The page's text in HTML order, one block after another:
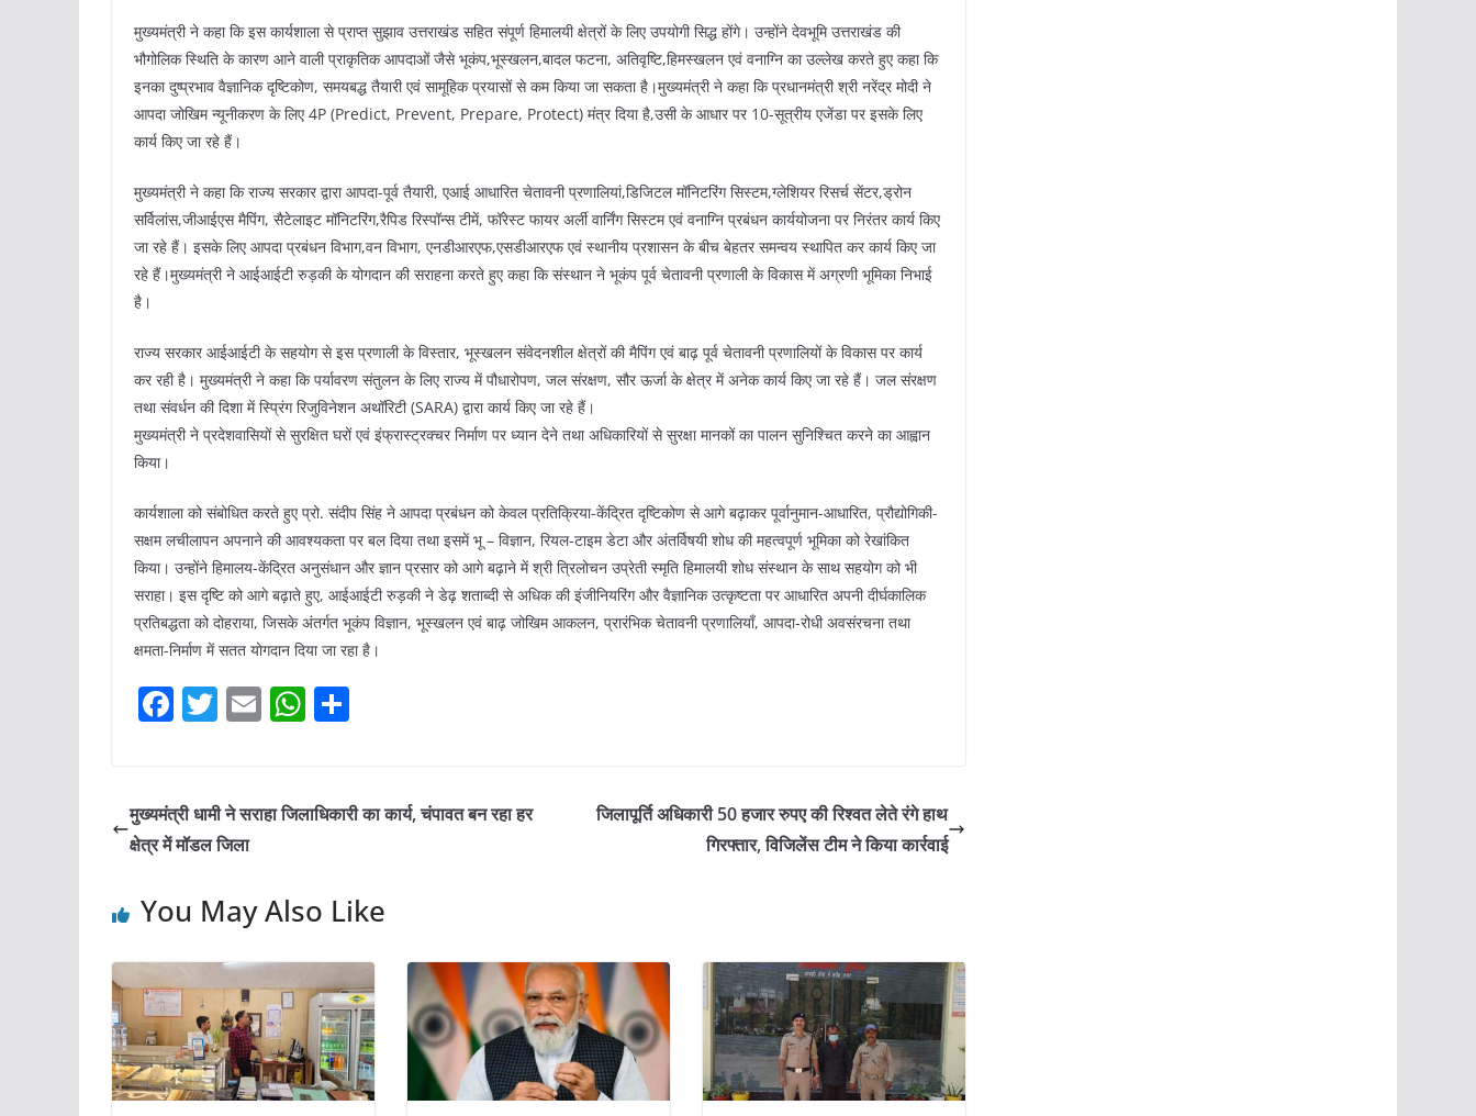
मुख्यमंत्री ने कहा कि इस कार्यशाला से प्राप्त सुझाव उत्तराखंड सहित संपूर्ण हिमालयी क्षेत्रों के लिए उपयोगी सिद्ध होंगे। उन्होंने देवभूमि उत्तराखंड की
भौगोलिक स्थिति के कारण आने वाली प्राकृतिक आपदाओं जैसे भूकंप,भूस्खलन,बादल फटना, अतिवृष्टि,हिमस्खलन एवं वनाग्नि का उल्लेख करते हुए कहा कि
इनका दुष्प्रभाव वैज्ञानिक दृष्टिकोण, समयबद्ध तैयारी एवं सामूहिक प्रयासों से कम किया जा सकता है।मुख्यमंत्री ने कहा कि प्रधानमंत्री श्री नरेंद्र मोदी ने
आपदा जोखिम न्यूनीकरण के लिए 4P (Predict, Prevent, Prepare, Protect) मंत्र दिया है,उसी के आधार पर 10-सूत्रीय एजेंडा पर इसके लिए
कार्य किए जा रहे हैं।
मुख्यमंत्री ने कहा कि राज्य सरकार द्वारा आपदा-पूर्व तैयारी, एआई आधारित चेतावनी प्रणालियां,डिजिटल मॉनिटरिंग सिस्टम,ग्लेशियर रिसर्च सेंटर,ड्रोन
सर्विलांस,जीआईएस मैपिंग, सैटेलाइट मॉनिटरिंग,रैपिड रिस्पॉन्स टीमें, फॉरेस्ट फायर अर्ली वार्निंग सिस्टम एवं वनाग्नि प्रबंधन कार्ययोजना पर निरंतर कार्य किए
जा रहे हैं। इसके लिए आपदा प्रबंधन विभाग,वन विभाग, एनडीआरएफ,एसडीआरएफ एवं स्थानीय प्रशासन के बीच बेहतर समन्वय स्थापित कर कार्य किए जा
रहे हैं।मुख्यमंत्री ने आईआईटी रुड़की के योगदान की सराहना करते हुए कहा कि संस्थान ने भूकंप पूर्व चेतावनी प्रणाली के विकास में अग्रणी भूमिका निभाई
है।
राज्य सरकार आईआईटी के सहयोग से इस प्रणाली के विस्तार, भूस्खलन संवेदनशील क्षेत्रों की मैपिंग एवं बाढ़ पूर्व चेतावनी प्रणालियों के विकास पर कार्य
कर रही है। मुख्यमंत्री ने कहा कि पर्यावरण संतुलन के लिए राज्य में पौधारोपण, जल संरक्षण, सौर ऊर्जा के क्षेत्र में अनेक कार्य किए जा रहे हैं। जल संरक्षण
तथा संवर्धन की दिशा में स्प्रिंग रिजुविनेशन अथॉरिटी (SARA) द्वारा कार्य किए जा रहे हैं।
मुख्यमंत्री ने प्रदेशवासियों से सुरक्षित घरों एवं इंफ्रास्ट्रक्चर निर्माण पर ध्यान देने तथा अधिकारियों से सुरक्षा मानकों का पालन सुनिश्चित करने का आह्वान
किया।
कार्यशाला को संबोधित करते हुए प्रो. संदीप सिंह ने आपदा प्रबंधन को केवल प्रतिक्रिया-केंद्रित दृष्टिकोण से आगे बढ़ाकर पूर्वानुमान-आधारित, प्रौद्योगिकी-
सक्षम लचीलापन अपनाने की आवश्यकता पर बल दिया तथा इसमें भू – विज्ञान, रियल-टाइम डेटा और अंतर्विषयी शोध की महत्वपूर्ण भूमिका को रेखांकित
किया। उन्होंने हिमालय-केंद्रित अनुसंधान और ज्ञान प्रसार को आगे बढ़ाने में श्री त्रिलोचन उप्रेती स्मृति हिमालयी शोध संस्थान के साथ सहयोग को भी
सराहा। इस दृष्टि को आगे बढ़ाते हुए, आईआईटी रुड़की ने डेढ़ शताब्दी से अधिक की इंजीनियरिंग और वैज्ञानिक उत्कृष्टता पर आधारित अपनी दीर्घकालिक
प्रतिबद्धता को दोहराया, जिसके अंतर्गत भूकंप विज्ञान, भूस्खलन एवं बाढ़ जोखिम आकलन, प्रारंभिक चेतावनी प्रणालियाँ, आपदा-रोधी अवसंरचना तथा
क्षमता-निर्माण में सतत योगदान दिया जा रहा है।
F
e
b
o
k
T
er
E
l
W
s
p
e
मुख्यमंत्री धामी ने सराहा जिलाधिकारी का कार्य, चंपावत बन रहा हर
क्षेत्र में मॉडल जिला
जिलापूर्ति अधिकारी 50 हजार रुपए की रिश्वत लेते रंगे हाथ
गिरफ्तार, विजिलेंस टीम ने किया कार्रवाई
You May Also Like